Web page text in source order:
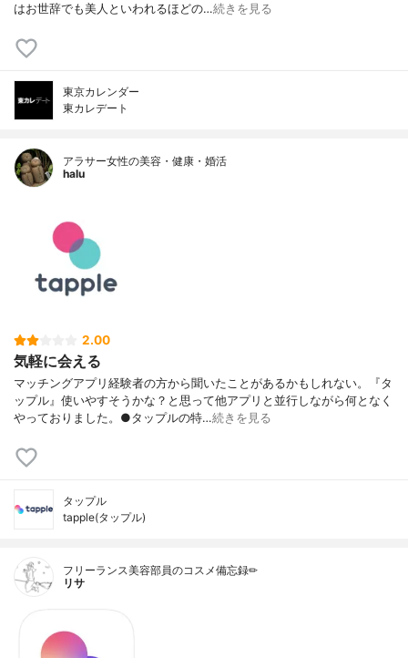
はお世辞でも美人といわれるほどの…続きを見る
東京カレンダー
東カレデート
アラサー女性の美容・健康・婚活
halu
2.00
気軽に会える
マッチングアプリ経験者の方から聞いたことがあるかもしれない。『タ
ップル』使いやすそうかな？と思って他アプリと並行しながら何となく
やっておりました。●タップルの特…続きを見る
タップル
tapple(タップル)
フリーランス美容部員のコスメ備忘録✏︎
リサ